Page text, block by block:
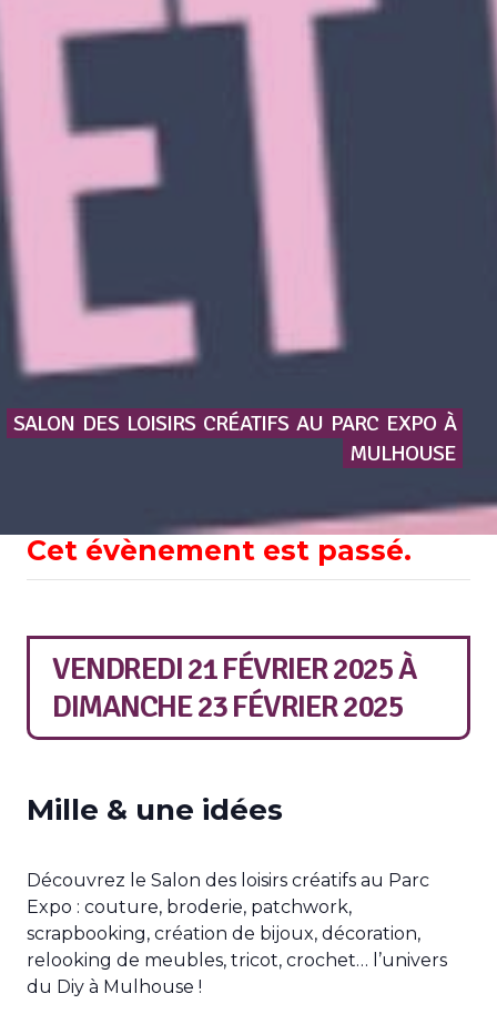
SALON DES LOISIRS CRÉATIFS AU PARC EXPO À
MULHOUSE
Cet évènement est passé.
VENDREDI 21 FÉVRIER 2025À
DIMANCHE 23 FÉVRIER 2025
Mille & une idées
Découvrez le Salon des loisirs créatifs au Parc
Expo : couture, broderie, patchwork,
scrapbooking, création de bijoux, décoration,
relooking de meubles, tricot, crochet… l’univers
du Diy à Mulhouse !